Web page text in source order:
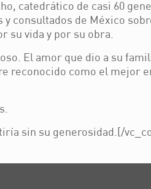
catedrático de casi 60
consultados de México
su vida y por su obra.
El amor que dio a su
reconocido como el mejor
sin su generosidad.[/